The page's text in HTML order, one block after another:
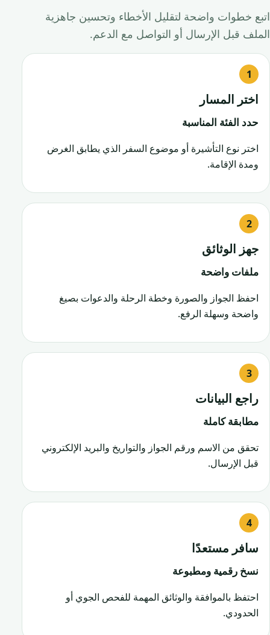
اتبع خطوات واضحة لتقليل الأخطاء وتحسين جاهزية
الملف قبل الإرسال أو التواصل مع الدعم.
اختر المسار
حدد الفئة المناسبة
اختر نوع التأشيرة أو موضوع السفر الذي يطابق الغرض
ومدة الإقامة.
جهز الوثائق
ملفات واضحة
احفظ الجواز والصورة وخطة الرحلة والدعوات بصيغ
واضحة وسهلة الرفع.
راجع البيانات
مطابقة كاملة
تحقق من الاسم ورقم الجواز والتواريخ والبريد الإلكتروني
قبل الإرسال.
سافر مستعدًا
نسخ رقمية ومطبوعة
احتفظ بالموافقة والوثائق المهمة للفحص الجوي أو
الحدودي.